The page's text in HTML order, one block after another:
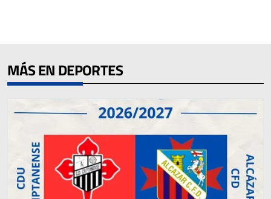
MÁS EN DEPORTES